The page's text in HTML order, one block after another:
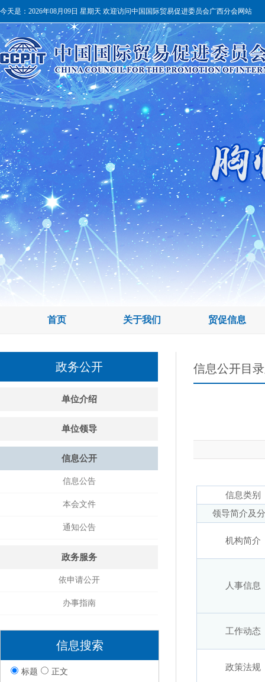
今天是： 2026年08月09日 星期天 欢迎访问中国国际贸易促进委员会广西分会网站
首页 关于我们 贸促信息
政务公开
单位介绍
单位领导
信息公开
信息公告
本会文件
通知公告
政务服务
依申请公开
办事指南
信息搜索
标题 正文
信息公开目
信息类别
领导简介及
机构简介
人事信息
工作动态
政策法规